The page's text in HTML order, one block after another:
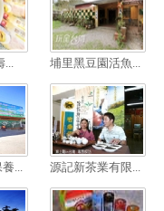
... 埔里黑豆園活魚...
... 源記新茶業有限...